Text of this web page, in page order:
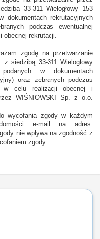
33-311 Wielogłowy 153
dokumentach rekrutacyjnych
podczas ewentualnej
obecnej rekrutacji.
zgodę na przetwarzanie
siedzibą 33-311 Wielogłowy
w dokumentach
oraz zebranych podczas
w celu realizacji obecnej i
WIŚNIOWSKI Sp. z o.o.
wycofania zgody w każdym
e-mail na adres:
nie wpływa na zgodność z
zgody.